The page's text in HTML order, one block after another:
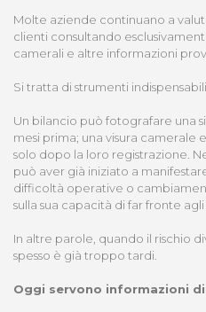
Molte aziende continuano a
clienti consultando
camerali e altre informazioni
Si tratta di strumenti
Un bilancio può fotografare una
mesi prima; una visura
solo dopo la loro registrazione.
può aver già iniziato a
difficoltà operative o
sulla sua capacità di far fronte
In altre parole, quando il rischio
spesso è già troppo tardi.
Oggi servono informazioni